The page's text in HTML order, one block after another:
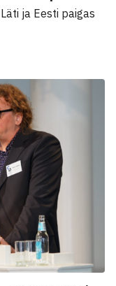
ja Eesti paigas